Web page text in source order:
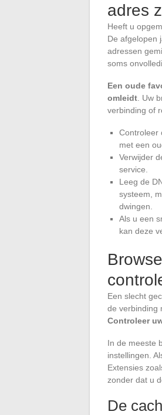
adres
Heeft u
De afgelopen
adressen
soms
Een oude
omleidt . Uw
verbinding of
Controleer
met een
Verwijder
service.
Leeg de
systeem,
dwingen.
Als u een
kan deze
Een slecht
de verbinding
Controleer
In de meeste
instellingen.
Extensies
zonder dat u
De